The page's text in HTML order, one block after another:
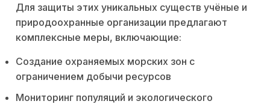
Для защиты этих уникальных существ учёные и
природоохранные организации предлагают
комплексные меры, включающие:
Создание охраняемых морских зон с
ограничением добычи ресурсов
Мониторинг популяций и экологического